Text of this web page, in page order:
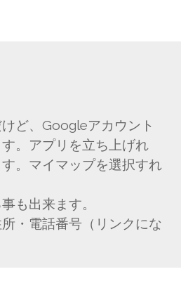
ど、Googleアカウント
。アプリを立ち上げれ
。マイマップを選択すれ
も出来ます。
・電話番号（リンクにな